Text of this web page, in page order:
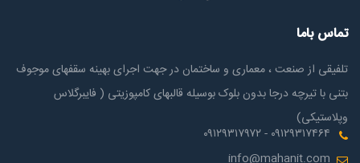
تماس باما
تلفیقی از صنعت ، معماری و ساختمان در جهت اجرای بهینه سقفهای موجوف
بتنی با تیرچه درجا بدون بلوک بوسیله قالبهای کامپوزیتی ( فایبرگلاس
وپلاستیکی)
۰۹۱۲۹۳۱۷۴۶۴ - ۰۹۱۲۹۳۱۷۹۷۲
info@mahanit.com